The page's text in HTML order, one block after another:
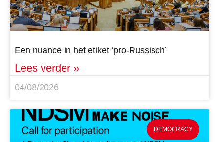
Een nuance in het etiket ‘pro-Russisch’
Lees verder »
04/08/2026
DEMOCRACY